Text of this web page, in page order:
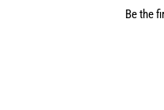
Be the